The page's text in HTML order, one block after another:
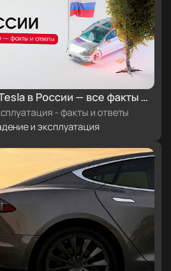
в России — все факты и
- факты и ответы
и эксплуатация